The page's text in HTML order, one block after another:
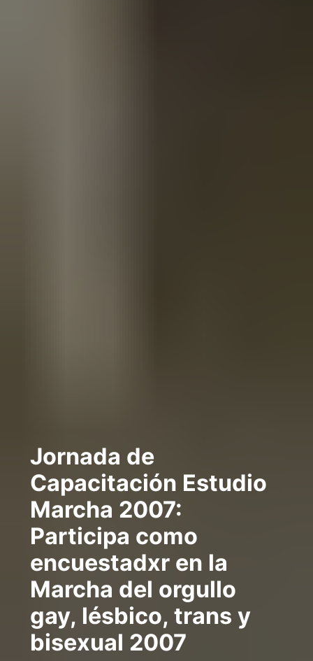
Jornada de
Capacitación Estudio
Marcha 2007:
Participa como
encuestadxr en la
Marcha del orgullo
gay, lésbico, trans y
bisexual 2007